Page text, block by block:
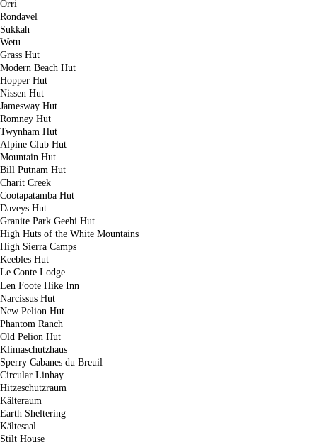
Orri
Rondavel
Sukkah
Wetu
Grass Hut
Modern Beach Hut
Hopper Hut
Nissen Hut
Jamesway Hut
Romney Hut
Twynham Hut
Alpine Club Hut
Mountain Hut
Bill Putnam Hut
Charit Creek
Cootapatamba Hut
Daveys Hut
Granite Park Geehi Hut
High Huts of the White Mountains
High Sierra Camps
Keebles Hut
Le Conte Lodge
Len Foote Hike Inn
Narcissus Hut
New Pelion Hut
Phantom Ranch
Old Pelion Hut
Klimaschutzhaus
Sperry Cabanes du Breuil
Circular Linhay
Hitzeschutzraum
Kälteraum
Earth Sheltering
Kältesaal
Stilt House